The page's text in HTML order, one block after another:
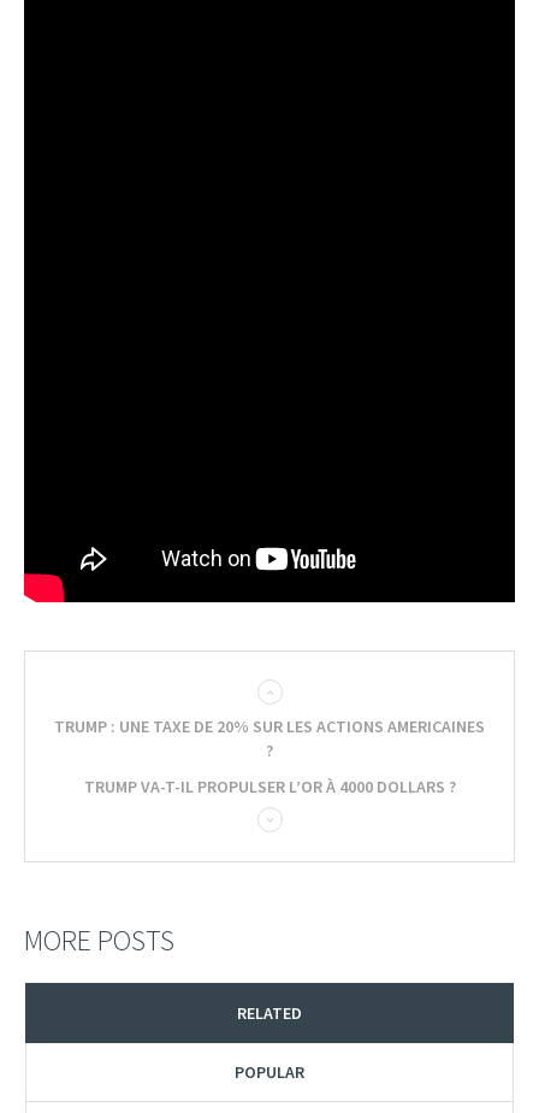
TRUMP : UNE TAXE DE 20% SUR LES ACTIONS AMERICAINES
?
TRUMP VA-T-IL PROPULSER L’OR À 4000 DOLLARS ?
MORE POSTS
RELATED
POPULAR